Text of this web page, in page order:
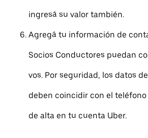
ingresá su valor también.
Agregá tu información de
Socios Conductores puedan
vos. Por seguridad, los datos
deben coincidir con el
de alta en tu cuenta Uber.